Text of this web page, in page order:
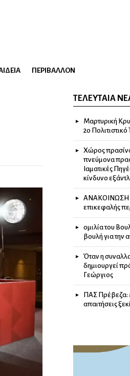
ΠΕΡΙΒΆΛΛΟΝ
ΤΕΛΕΥΤΑΊΑ
Μαρτυρική
2ο
Χώρος
πνεύμονα
Ιαματικές
κίνδυνο
ΑΝΑΚΟΙΝΩΣΗ
επικεφαλής
ομιλία του
βουλή για την
Όταν η
δημιουργεί
Γεώργιος
ΠΑΣ Πρέβεζα:
απαιτήσεις